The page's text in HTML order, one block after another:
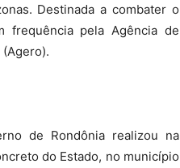
Destinada a combater o
frequência pela Agência de
de Rondônia realizou na
do Estado, no município